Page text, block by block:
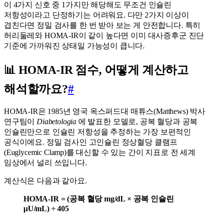
이 4가지 신호 중 1가지만 해당해도 무조건 인슐린
저항성이라고 단정하기는 어려워요. 다만 2가지 이상이
겹친다면 정밀 검사를 한 번 받아 보는 게 안전합니다. 특히
허리둘레와 HOMA-IR이 같이 높다면 이미 대사증후군 진단
기준에 가까워진 상태일 가능성이 큽니다.
📊 HOMA-IR 점수, 어떻게 계산하고
해석할까요?#
HOMA-IR은 1985년 영국 옥스퍼드대 매튜스(Matthews) 박사
연구팀이 Diabetologia 에 발표한 모델로, 공복 혈당과 공복
인슐린만으로 인슐린 저항성을 추정하는 가장 보편적인
공식이에요. 정밀 검사인 고인슐린 정상혈당 클램프
(Euglycemic Clamp)를 대신할 수 있는 간이 지표로 전 세계
임상에서 널리 쓰입니다.
계산식은 다음과 같아요.
HOMA-IR = (공복 혈당 mg/dL × 공복 인슐린
μU/mL) ÷ 405